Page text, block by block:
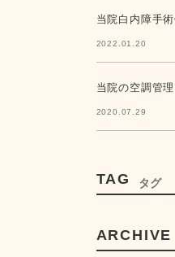
当院白内障手
2022.01.20
当院の空調管
2020.07.29
TAG タグ
ARCHIVE